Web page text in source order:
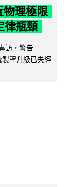
物理極限
律瓶頸
訪，警告
程升級已失經